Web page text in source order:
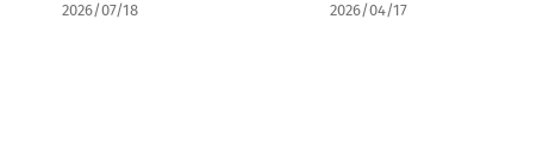
2026/07/18 2026/04/17